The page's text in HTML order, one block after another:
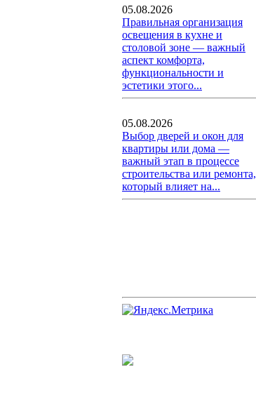
05.08.2026
Правильная организация
освещения в кухне и
столовой зоне — важный
аспект комфорта,
функциональности и
эстетики этого...
05.08.2026
Выбор дверей и окон для
квартиры или дома —
важный этап в процессе
строительства или ремонта,
который влияет на...